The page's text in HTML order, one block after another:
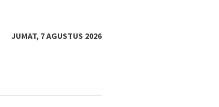
JUMAT, 7 AGUSTUS 2026